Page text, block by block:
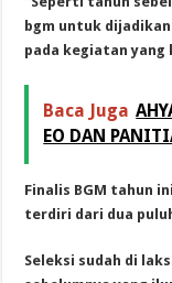
bgm untuk
pada kegiatan yang
Baca Juga
EO DAN
Finalis BGM tahun
terdiri dari dua
Seleksi sudah di